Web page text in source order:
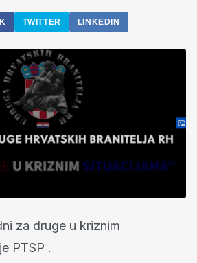
TWITTER LINKEDIN
za druge u kriznim
PTSP .